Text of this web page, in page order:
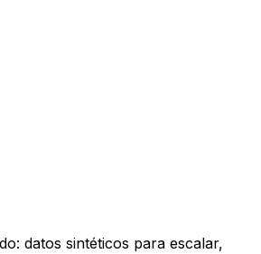
datos sintéticos para escalar,